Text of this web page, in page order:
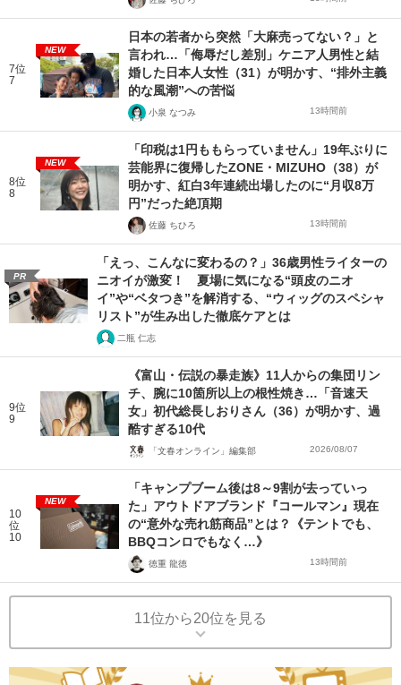
7位
7
NEW
日本の若者から突然「大麻売ってない？」と
言われ…「侮辱だし差別」ケニア人男性と結
婚した日本人女性（31）が明かす、“排外主義
的な風潮”への苦悩
小泉 なつみ 13時間前
8位
8
NEW
「印税は1円ももらっていません」19年ぶりに
芸能界に復帰したZONE・MIZUHO（38）が
明かす、紅白3年連続出場したのに“月収8万
円”だった絶頂期
佐藤 ちひろ 13時間前
PR
「えっ、こんなに変わるの？」36歳男性ライターの
ニオイが激変！ 夏場に気になる“頭皮のニオ
イ”や“ベタつき”を解消する、“ウィッグのスペシャ
リスト”が生み出した徹底ケアとは
二瓶 仁志
9位
9
《富山・伝説の暴走族》11人からの集団リン
チ、腕に10箇所以上の根性焼き…「音速天
女」初代総長しおりさん（36）が明かす、過
酷すぎる10代
「文春オンライン」編集部 2026/08/07
10
位
10
NEW
「キャンプブーム後は8～9割が去っていっ
た」アウトドアブランド『コールマン』現在
の“意外な売れ筋商品”とは？《テントでも、
BBQコンロでもなく…》
徳重 龍徳 13時間前
11位から20位を見る